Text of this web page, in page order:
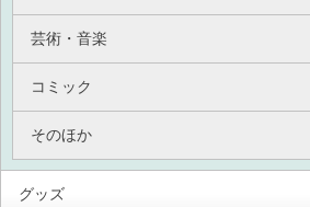
芸術・音楽
コミック
そのほか
グッズ